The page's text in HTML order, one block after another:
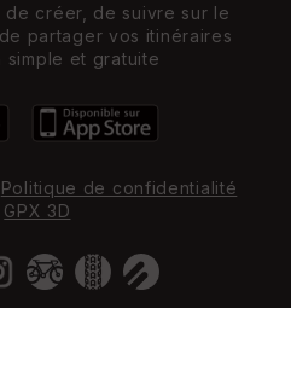
de créer, de suivre sur le
partager vos itinéraires
simple et gratuite
Politique de confidentialité
GPX 3D